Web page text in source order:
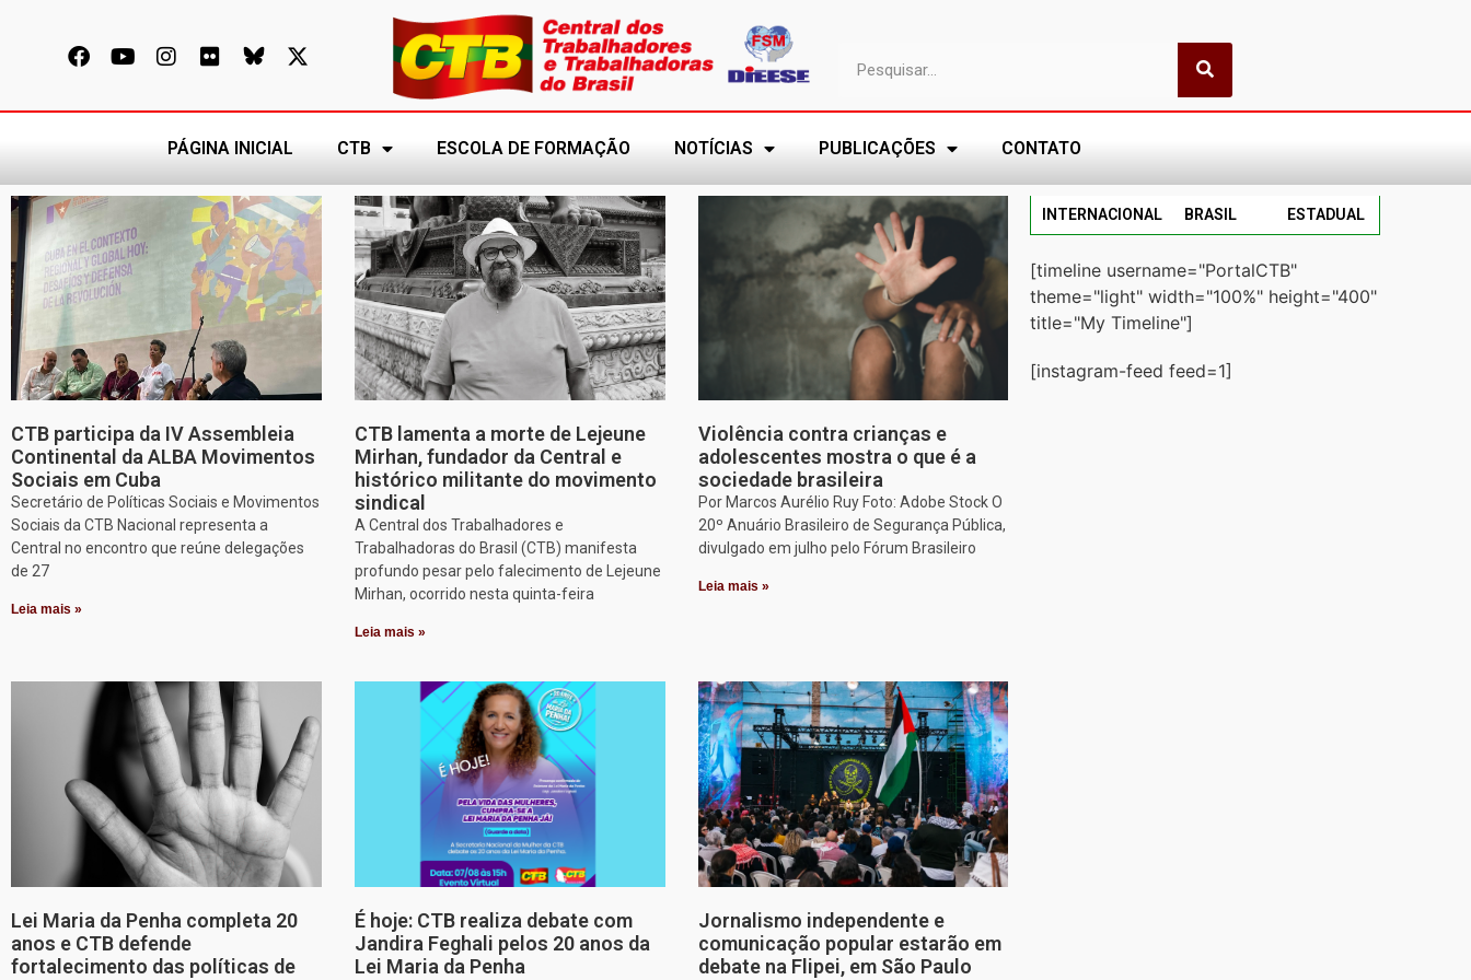
PÁGINA INICIAL CTB ESCOLA DE FORMAÇÃO NOTÍCIAS PUBLICAÇÕES CONTATO
CTB participa da IV Assembleia
Continental da ALBA Movimentos
Sociais em Cuba
Secretário de Políticas Sociais e Movimentos
Sociais da CTB Nacional representa a
Central no encontro que reúne delegações
de 27
Leia mais »
CTB lamenta a morte de Lejeune
Mirhan, fundador da Central e
histórico militante do movimento
sindical
A Central dos Trabalhadores e
Trabalhadoras do Brasil (CTB) manifesta
profundo pesar pelo falecimento de Lejeune
Mirhan, ocorrido nesta quinta-feira
Leia mais »
Violência contra crianças e
adolescentes mostra o que é a
sociedade brasileira
Por Marcos Aurélio Ruy Foto: Adobe Stock O
20º Anuário Brasileiro de Segurança Pública,
divulgado em julho pelo Fórum Brasileiro
Leia mais »
Lei Maria da Penha completa 20
anos e CTB defende
fortalecimento das políticas de
É hoje: CTB realiza debate com
Jandira Feghali pelos 20 anos da
Lei Maria da Penha
Jornalismo independente e
comunicação popular estarão em
debate na Flipei, em São Paulo
INTERNACIONAL BRASIL ESTADUAL
[timeline username="PortalCTB"
theme="light" width="100%" height="400"
title="My Timeline"]
[instagram-feed feed=1]